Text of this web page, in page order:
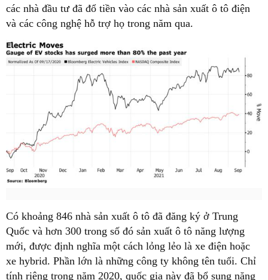
các nhà đầu tư đã đổ tiền vào các nhà sản xuất ô tô điện
và các công nghệ hỗ trợ họ trong năm qua.
Có khoảng 846 nhà sản xuất ô tô đã đăng ký ở Trung
Quốc và hơn 300 trong số đó sản xuất ô tô năng lượng
mới, được định nghĩa một cách lỏng lẻo là xe điện hoặc
xe hybrid. Phần lớn là những công ty không tên tuổi. Chỉ
tính riêng trong năm 2020, quốc gia này đã bổ sung năng